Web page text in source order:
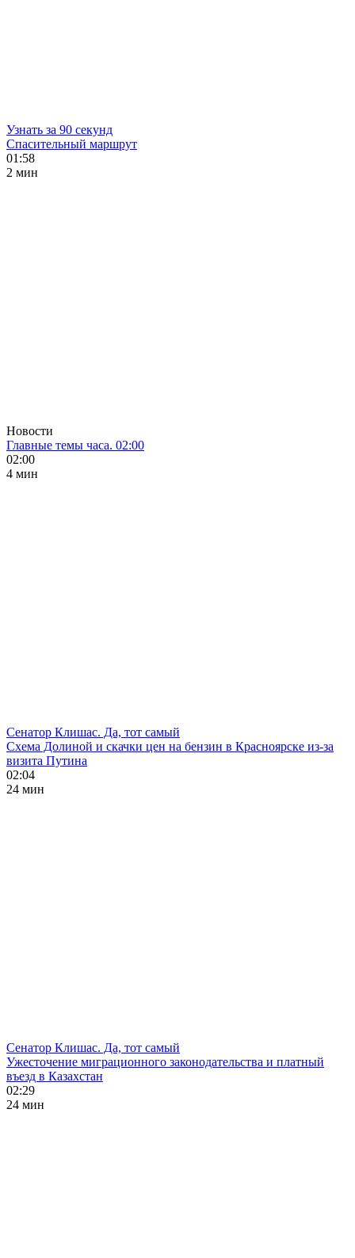
Узнать за 90 секунд
Спасительный маршрут
01:58
2 мин
Новости
Главные темы часа. 02:00
02:00
4 мин
Сенатор Клишас. Да, тот самый
Схема Долиной и скачки цен на бензин в Красноярске из-за
визита Путина
02:04
24 мин
Сенатор Клишас. Да, тот самый
Ужесточение миграционного законодательства и платный
въезд в Казахстан
02:29
24 мин